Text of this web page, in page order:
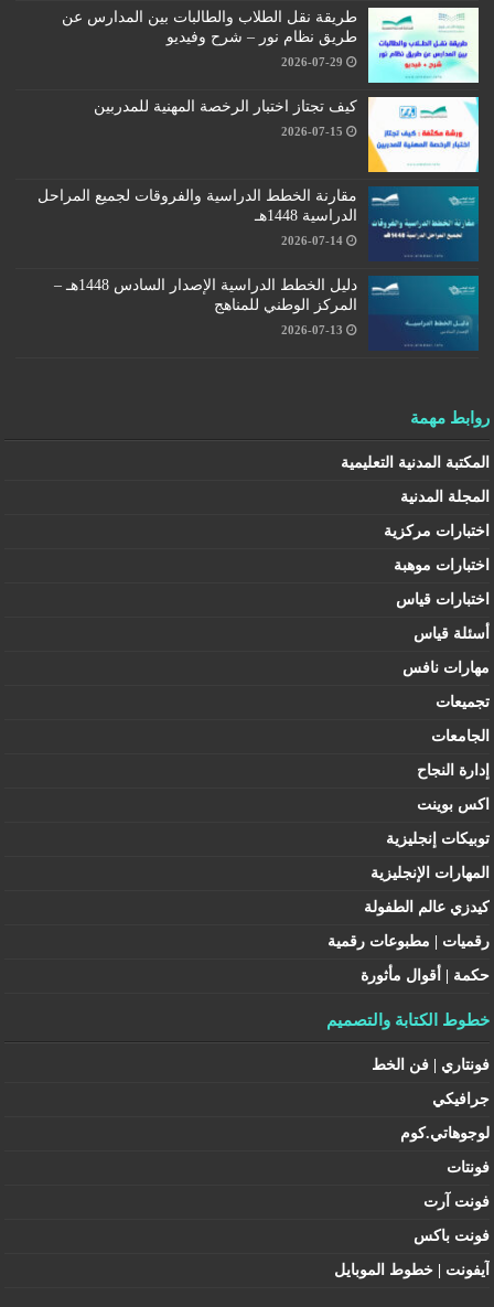
طريقة نقل الطلاب والطالبات بين المدارس عن
طريق نظام نور – شرح وفيديو
2026-07-29
كيف تجتاز اختبار الرخصة المهنية للمدربين
2026-07-15
مقارنة الخطط الدراسية والفروقات لجميع المراحل
الدراسية 1448هـ
2026-07-14
دليل الخطط الدراسية الإصدار السادس 1448هـ –
المركز الوطني للمناهج
2026-07-13
روابط مهمة
المكتبة المدنية التعليمية
المجلة المدنية
اختبارات مركزية
اختبارات موهبة
اختبارات قياس
أسئلة قياس
مهارات نافس
تجميعات
الجامعات
إدارة النجاح
اكس بوينت
توبيكات إنجليزية
المهارات الإنجليزية
كيدزي عالم الطفولة
رقميات | مطبوعات رقمية
حكمة | أقوال مأثورة
خطوط الكتابة والتصميم
فونتاري | فن الخط
جرافيكي
لوجوهاتي.كوم
فونتات
فونت آرت
فونت باكس
آيفونت | خطوط الموبايل